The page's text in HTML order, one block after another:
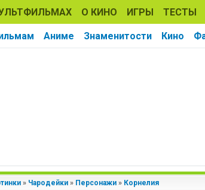
О КИНО ИГРЫ ТЕСТЫ
Аниме Знаменитости Кино
» Чародейки » Персонажи » Корнелия